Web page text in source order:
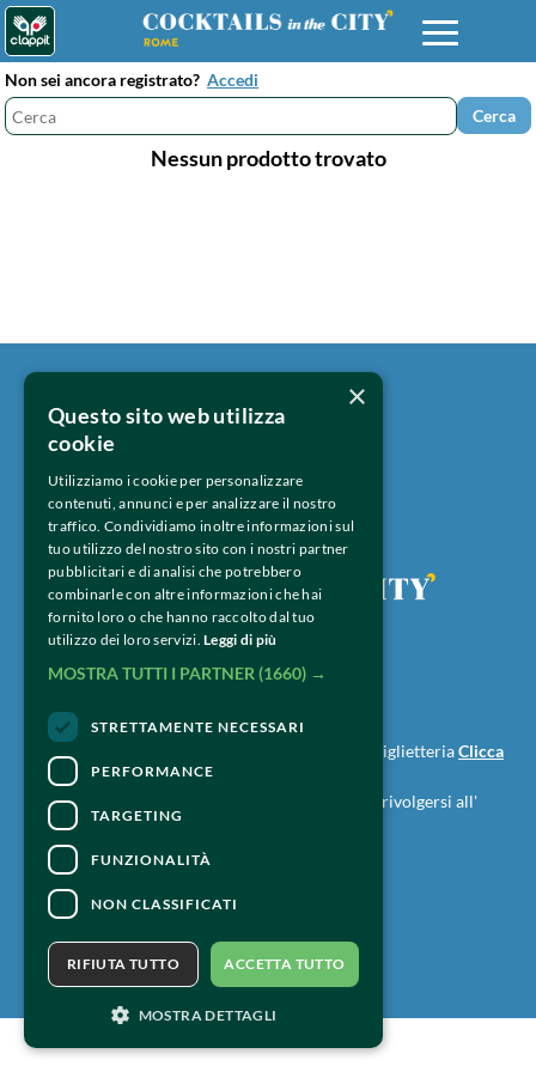
Non sei ancora registrato? Accedi
Nessun prodotto trovato
Contattaci
CONTATTI
Per informazioni e supporto all'acquisto della biglietteriaClicca
Per informazioni sul programma e l'evento, rivolgersi all'
Dichiarazione di accessibilità
×
Questo sito web utilizza
cookie
Utilizziamo i cookie per personalizzare
contenuti, annunci e per analizzare il nostro
traffico. Condividiamo inoltre informazioni sul
tuo utilizzo del nostro sito con i nostri partner
pubblicitari e di analisi che potrebbero
combinarle con altre informazioni che hai
fornito loro o che hanno raccolto dal tuo
utilizzo dei loro servizi. Leggi di più
MOSTRA TUTTI I PARTNER (1660) →
STRETTAMENTE NECESSARI
PERFORMANCE
TARGETING
FUNZIONALITÀ
NON CLASSIFICATI
ACCETTA TUTTO
RIFIUTA TUTTO
MOSTRA DETTAGLI